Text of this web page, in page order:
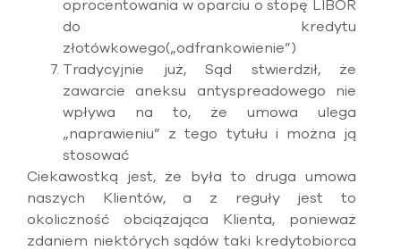
oprocentowania w oparciu o stopę LIBOR
do kredytu
złotówkowego(„odfrankowienie”)
Tradycyjnie już, Sąd stwierdził, że
zawarcie aneksu antyspreadowego nie
wpływa na to, że umowa ulega
„naprawieniu” z tego tytułu i można ją
stosować
Ciekawostką jest, że była to druga umowa
naszych Klientów, a z reguły jest to
okoliczność obciążająca Klienta, ponieważ
zdaniem niektórych sądów taki kredytobiorca